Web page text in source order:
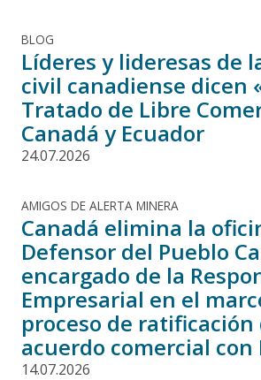
BLOG
Líderes y lideresas de
civil canadiense dicen
Tratado de Libre
Canadá y Ecuador
24.07.2026
AMIGOS DE ALERTA MINERA
Canadá elimina la
Defensor del Pueblo
encargado de la
Empresarial en el
proceso de ratificación
acuerdo comercial con
14.07.2026